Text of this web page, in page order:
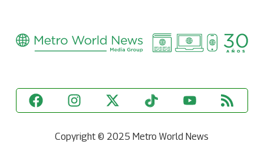
Copyright © 2025 Metro World News